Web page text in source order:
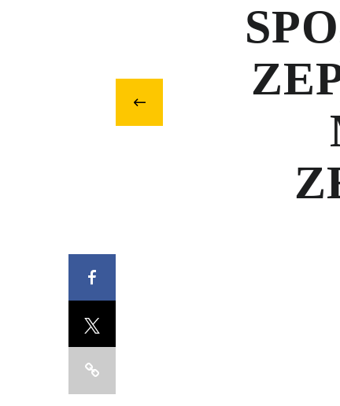
SERVIS A NÁHRADNÉ DIELY
PART.CAT.COM
TLAČOVÉ CENTRUM
Z SHOP
KONTAKTY
článok